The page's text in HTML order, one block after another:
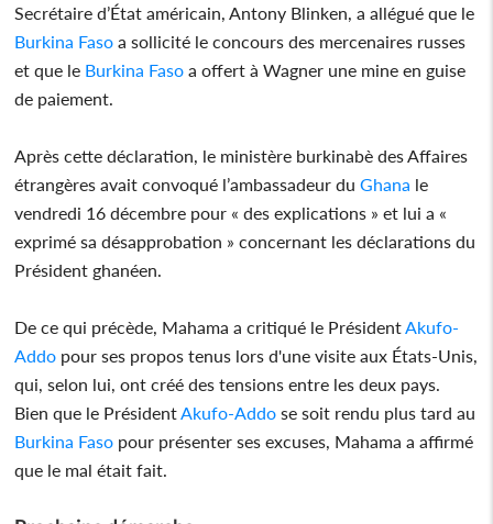
Secrétaire d’État américain, Antony Blinken, a allégué que le
Burkina Faso a sollicité le concours des mercenaires russes
et que le Burkina Faso a offert à Wagner une mine en guise
de paiement.
Après cette déclaration, le ministère burkinabè des Affaires
étrangères avait convoqué l’ambassadeur duGhana le
vendredi 16 décembre pour « des explications » et lui a «
exprimé sa désapprobation » concernant les déclarations du
Président ghanéen.
De ce qui précède, Mahama a critiqué le PrésidentAkufo-
Addo pour ses propos tenus lors d'une visite aux États-Unis,
qui, selon lui, ont créé des tensions entre les deux pays.
Bien que le PrésidentAkufo-Addo se soit rendu plus tard au
Burkina Faso pour présenter ses excuses, Mahama a affirmé
que le mal était fait.